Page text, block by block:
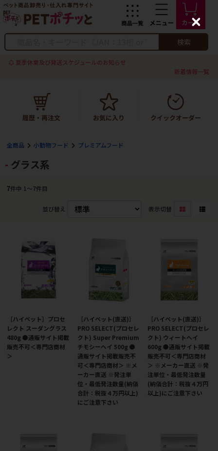
検索
夏季休業及び発送スケジュールのお知らせ
新着情報一覧
全商品 小動物フード プレミアムフード
グラス系
7件中 1〜7件目
並び替え 表示切替
［ハイペット］プロセ
レクト スーダングラス
480g ●通販サイト掲載
販売不可＜専門店商材
＞
［ハイペット(直送)］
PRO SELECT(プロセレ
クト) Super Premium
チモシーヘイ 500g ●
通販サイト掲載販売不
可＜専門店商材＞ ※メ
ーカー直送 ※発注単
位・最低発注数量(納価
合計：税抜４万円以上)
にご注意下さい
［ハイペット(直送)］
PRO SELECT(プロセレ
クト) ウィートヘイ
600g ●通販サイト掲載
販売不可＜専門店商材
＞ ※メーカー直送 ※発
注単位・最低発注数量
(納価合計：税抜４万円
以上)にご注意下さい
C
l
s